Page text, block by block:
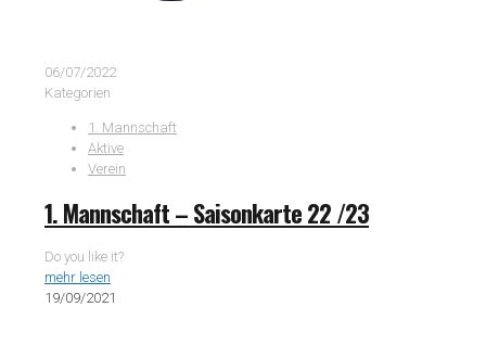
06/07/2022
Kategorien
1. Mannschaft
Aktive
Verein
1. Mannschaft – Saisonkarte 22 /23
Do you like it?
mehr lesen
19/09/2021